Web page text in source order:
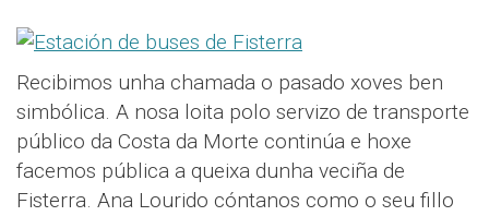
Recibimos unha chamada o pasado xoves ben
simbólica. A nosa loita polo servizo de transporte
público da Costa da Morte continúa e hoxe
facemos pública a queixa dunha veciña de
Fisterra. Ana Lourido cóntanos como o seu fillo